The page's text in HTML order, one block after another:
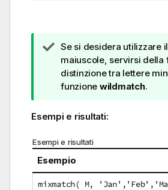
N
o
t
a
i
u
g
g
Se si desidera utilizzare
maiuscole, servirsi della
distinzione tra lettere
funzione wildmatch.
Esempi e risultati:
Esempi e risultati
Esempio
mixmatch( M,